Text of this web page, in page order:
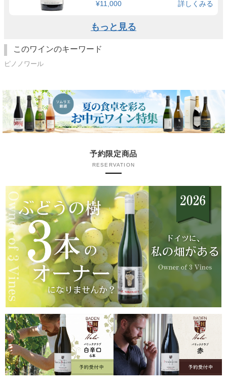
¥11,000 詳しくみる
もっと見る
このワインのキーワード
ピノノワール
予約限定商品
RESERVATION